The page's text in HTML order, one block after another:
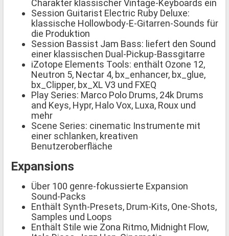
Charakter klassischer Vintage-Keyboards ein
Session Guitarist Electric Ruby Deluxe:
klassische Hollowbody-E-Gitarren-Sounds für
die Produktion
Session Bassist Jam Bass: liefert den Sound
einer klassischen Dual-Pickup-Bassgitarre
iZotope Elements Tools: enthält Ozone 12,
Neutron 5, Nectar 4, bx_enhancer, bx_glue,
bx_Clipper, bx_XL V3 und FXEQ
Play Series: Marco Polo Drums, 24k Drums
and Keys, Hypr, Halo Vox, Luxa, Roux und
mehr
Scene Series: cinematic Instrumente mit
einer schlanken, kreativen
Benutzeroberfläche
Expansions
Über 100 genre-fokussierte Expansion
Sound-Packs
Enthält Synth-Presets, Drum-Kits, One-Shots,
Samples und Loops
Enthält Stile wie Zona Ritmo, Midnight Flow,